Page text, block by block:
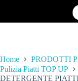
Home
PRODOTTI
Pulizia Piatti TOP UP
DETERGENTE